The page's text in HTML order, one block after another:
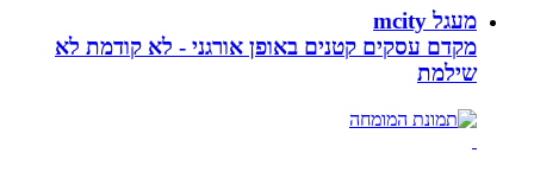
מעגל mcity
מקדם עסקים קטנים באופן אורגני - לא קודמת לא
שילמת